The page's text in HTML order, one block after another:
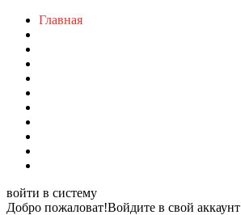
Главная
войти в систему
Добро пожаловат!Войдите в свой аккаунт